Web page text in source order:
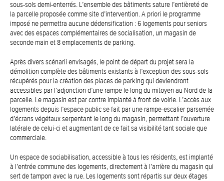
sous-sols demi-enterrés. L’ensemble des bâtiments sature l’entièreté de
la parcelle proposée comme site d’intervention. A priori le programme
imposé ne permettra aucune dédensification : 6 logements pour seniors
avec des espaces complémentaires de socialisation, un magasin de
seconde main et 8 emplacements de parking.
Après divers scénarii envisagés, le point de départ du projet sera la
démolition complète des bâtiments existants à l’exception des sous-sols
récupérés pour la création des places de parking qui deviendront
accessibles par l’adjonction d’une rampe le long du mitoyen au Nord de la
parcelle. Le magasin est par contre implanté à front de voirie. L’accès aux
logements depuis l’espace public se fait par une rampe-escalier parsemée
d’écrans végétaux serpentant le long du magasin, permettant l’ouverture
latérale de celui-ci et augmentant de ce fait sa visibilité tant sociale que
commerciale.
Un espace de sociabilisation, accessible à tous les résidents, est implanté
à l’entrée commune des logements, directement à l’arrière du magasin qui
sert de tampon avec la rue. Les logements sont répartis sur deux étages